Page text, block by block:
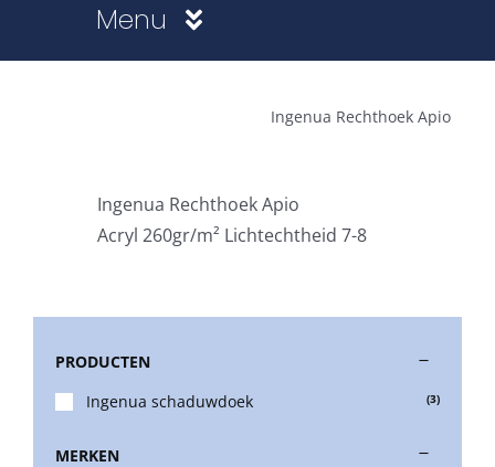
Menu
Stokparasols
Horeca parasols
Ingenua Rechthoek Apio
Ingenua Rechthoek Apio
Acryl 260gr/m² Lichtechtheid 7-8
PRODUCTEN
Ingenua schaduwdoek
(3)
MERKEN